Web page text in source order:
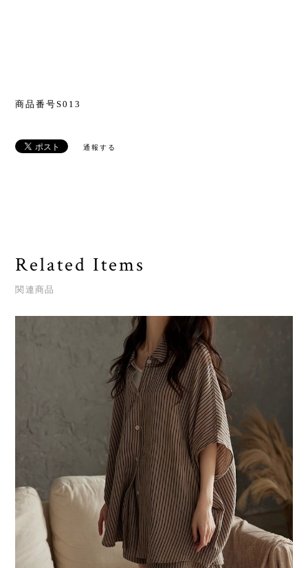
商品番号S013
通報する
Related Items
関連商品